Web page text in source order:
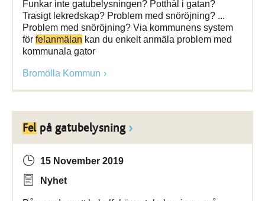
Funkar inte gatubelysningen? Potthål i gatan?
Trasigt lekredskap? Problem med snöröjning? ...
Problem med snöröjning? Via kommunens system
för felanmälan kan du enkelt anmäla problem med
kommunala gator
Bromölla Kommun
Felpå gatubelysning
15 November 2019
Nyhet